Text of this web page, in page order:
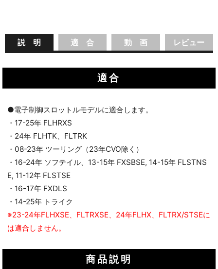
説 明 適 合 動 画 レビュー
適合
●電子制御スロットルモデルに適合します。
・17-25年 FLHRXS
・24年 FLHTK、FLTRK
・08-23年 ツーリング（23年CVO除く）
・16-24年 ソフテイル、13-15年 FXSBSE, 14-15年 FLSTNS
E, 11-12年 FLSTSE
・16-17年 FXDLS
・14-25年 トライク
※23-24年FLHXSE、FLTRXSE、24年FLHX、FLTRX/STSEに
は適合しません。
商品説明